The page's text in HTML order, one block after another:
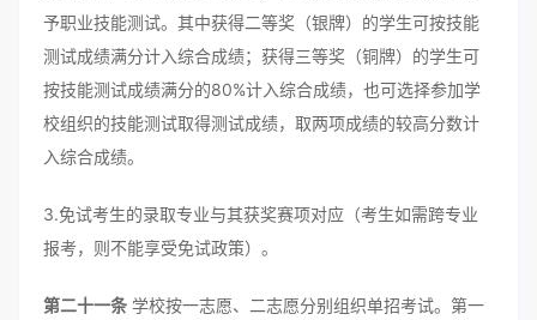
予职业技能测试。其中获得二等奖（银牌）的学生可按技能
测试成绩满分计入综合成绩；获得三等奖（铜牌）的学生可
按技能测试成绩满分的80%计入综合成绩，也可选择参加学
校组织的技能测试取得测试成绩，取两项成绩的较高分数计
入综合成绩。
3.免试考生的录取专业与其获奖赛项对应（考生如需跨专业
报考，则不能享受免试政策）。
第二十一条 学校按一志愿、二志愿分别组织单招考试。第一